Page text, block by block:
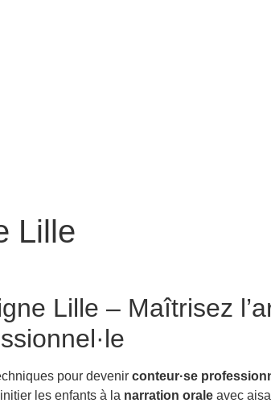
Lille
Lille – Maîtrisez
pour devenir conteur·se
les enfants à la narration orale avec